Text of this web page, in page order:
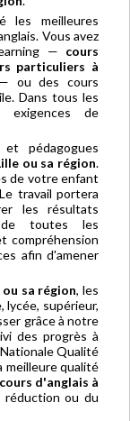
les meilleures
Vous avez
— cours
particuliers à
ou des cours
Dans tous les
exigences de
pédagogues
ou sa région.
de votre enfant
travail portera
les résultats
de toutes les
compréhension
afin d'amener
sa région, les
lycée, supérieur,
grâce à notre
des progrès à
Qualité
meilleure qualité
cours d'anglais à
réduction ou du